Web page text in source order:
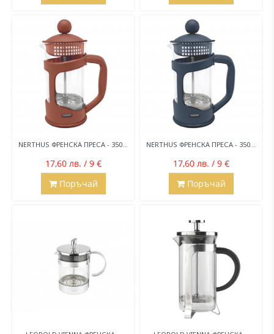
NERTHUS ФРЕНСКА ПРЕСА - 350...
17,60 лв. / 9 €
Поръчай
NERTHUS ФРЕНСКА ПРЕСА - 350...
17,60 лв. / 9 €
Поръчай